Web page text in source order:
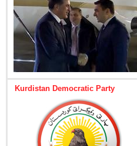
Kurdistan Democratic Party